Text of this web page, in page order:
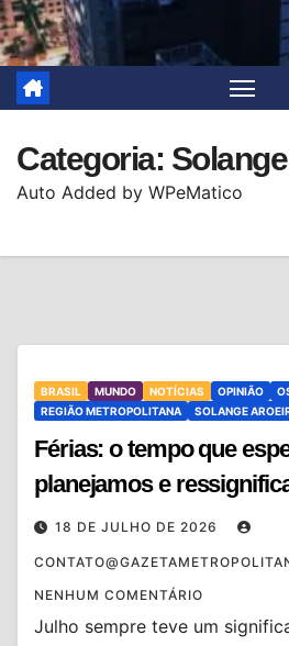
Categoria:
Auto Added by WPeMatico
BRASIL MUNDO NOTÍCIAS OPINIÃO
REGIÃO METROPOLITANA
SOLANGE
Férias: o tempo que
planejamos e
18 DE JULHO DE 2026
NENHUM COMENTÁRIO
Julho sempre teve um